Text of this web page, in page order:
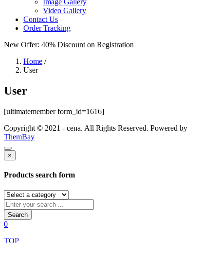
Image Gallery
Video Gallery
Contact Us
Order Tracking
New Offer: 40% Discounton Registration
Home /
User
User
[ultimatemember form_id=1616]
Copyright © 2021 - cena. All Rights Reserved. Powered by
ThemBay
×
Products search form
Search
0
TOP